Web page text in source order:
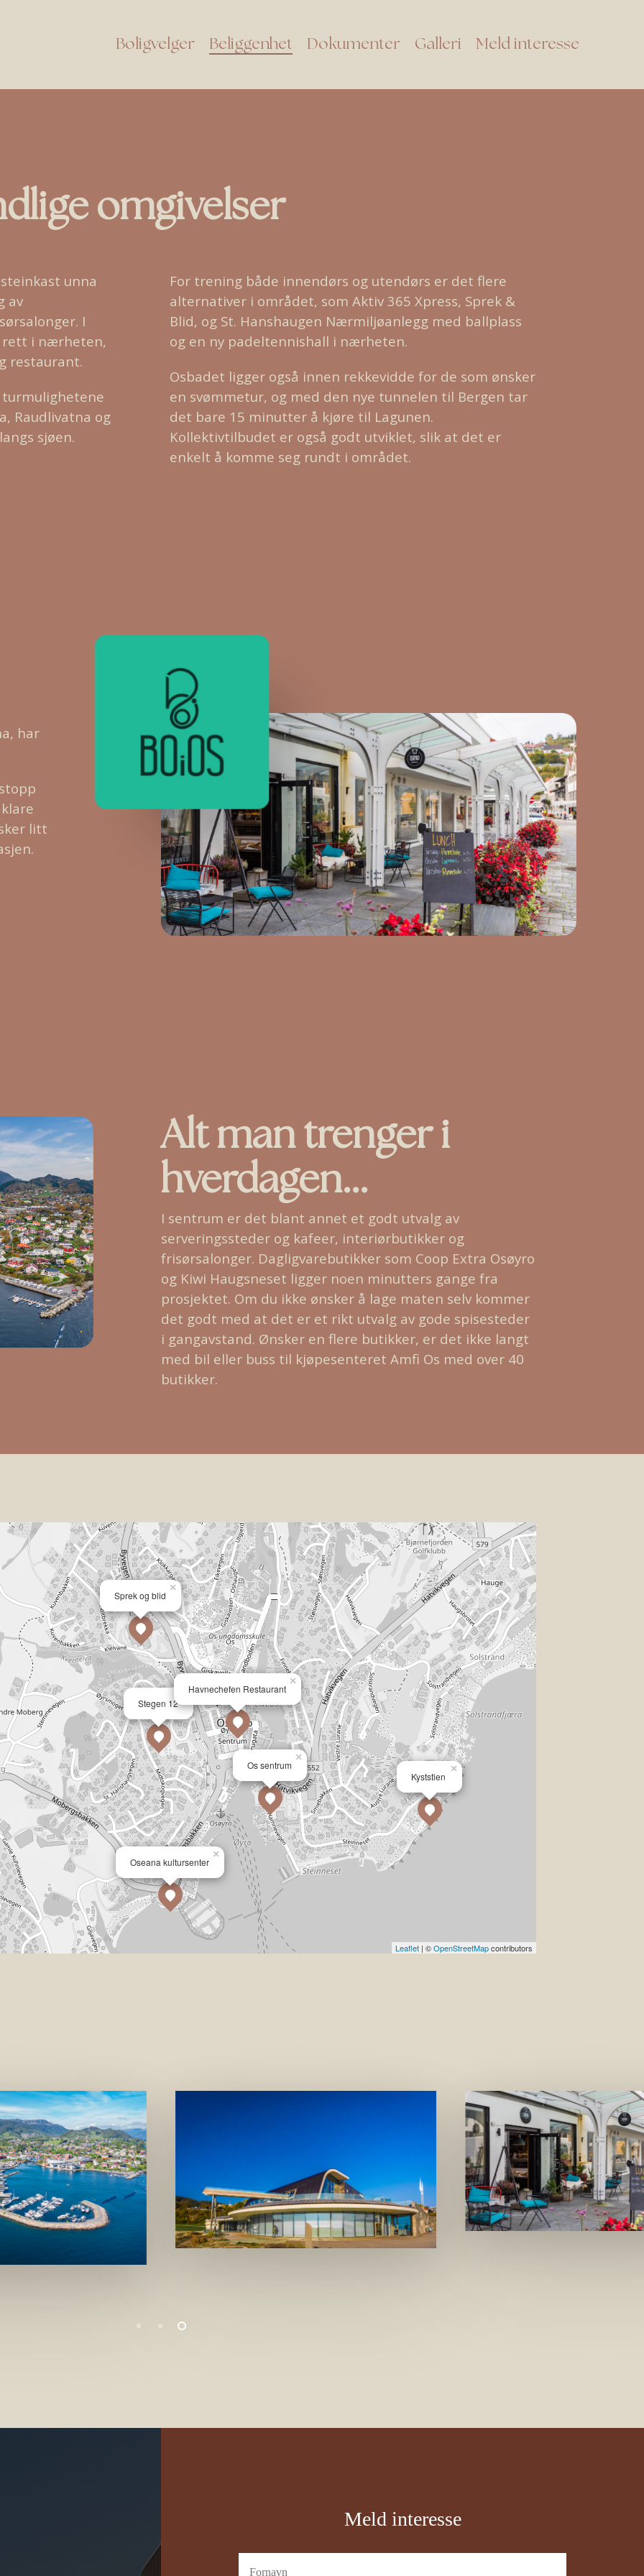
Boligvelger Beliggenhet Dokumenter Galleri Meld interesse
omgivelser
unna
av
I
rett i nærheten,
restaurant.
Raudlivatna og
sjøen.
For trening både innendørs og utendørs er det flere
alternativer i området, som Aktiv 365 Xpress, Sprek &
Blid, og St. Hanshaugen Nærmiljøanlegg med ballplass
og en ny padeltennishall i nærheten.
Osbadet ligger også innen rekkevidde for de som ønsker
en svømmetur, og med den nye tunnelen til Bergen tar
det bare 15 minutter å kjøre til Lagunen.
Kollektivtilbudet er også godt utviklet, slik at det er
enkelt å komme seg rundt i området.
har
litt
Alt man trenger i
hverdagen...
I sentrum er det blant annet et godt utvalg av
serveringssteder og kafeer, interiørbutikker og
frisørsalonger. Dagligvarebutikker som Coop Extra Osøyro
og Kiwi Haugsneset ligger noen minutters gange fra
prosjektet. Om du ikke ønsker å lage maten selv kommer
det godt med at det er et rikt utvalg av gode spisesteder
i gangavstand. Ønsker en flere butikker, er det ikke langt
med bil eller buss til kjøpesenteret Amfi Os med over 40
butikker.
Stegen 12
Oseana kultursenter
×
Os sentrum
×
Sprek og blid
×
Havnechefen Restaurant
×
Kyststien
×
Leaflet | ©OpenStreetMapcontributors
Meld interesse